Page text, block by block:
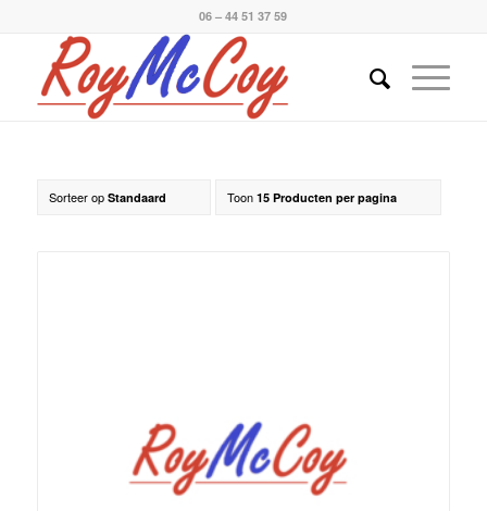
06 – 44 51 37 59
Sorteer op Standaard Toon 15 Producten per pagina